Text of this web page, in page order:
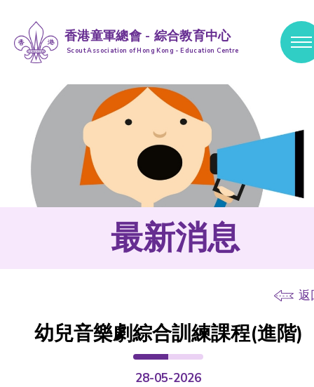
香港童軍總會 - 綜合教育中心
Scout Association of Hong Kong - Education Centre
跳到內容 (按輸入鍵)
最新消息
返
幼兒音樂劇綜合訓練課程(進階)
28-05-2026